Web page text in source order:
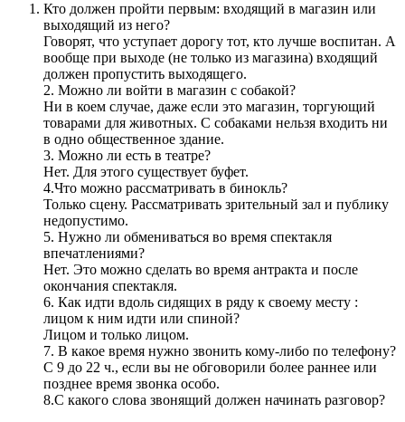
Кто должен пройти первым: входящий в магазин или
выходящий из него?
Говорят, что уступает дорогу тот, кто лучше воспитан. А
вообще при выходе (не только из магазина) входящий
должен пропустить выходящего.
2. Можно ли войти в магазин с собакой?
Ни в коем случае, даже если это магазин, торгующий
товарами для животных. С собаками нельзя входить ни
в одно общественное здание.
3. Можно ли есть в театре?
Нет. Для этого существует буфет.
4.Что можно рассматривать в бинокль?
Только сцену. Рассматривать зрительный зал и публику
недопустимо.
5. Нужно ли обмениваться во время спектакля
впечатлениями?
Нет. Это можно сделать во время антракта и после
окончания спектакля.
6. Как идти вдоль сидящих в ряду к своему месту :
лицом к ним идти или спиной?
Лицом и только лицом.
7. В какое время нужно звонить кому-либо по телефону?
С 9 до 22 ч., если вы не обговорили более раннее или
позднее время звонка особо.
8.С какого слова звонящий должен начинать разговор?